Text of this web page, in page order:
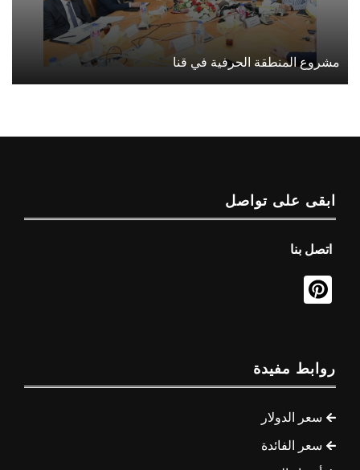
مشروع المنطقة الحرفية في قنا
ابقى على تواصل
اتصل بنا
روابط مفيدة
سعر الدولار
سعر الفائدة